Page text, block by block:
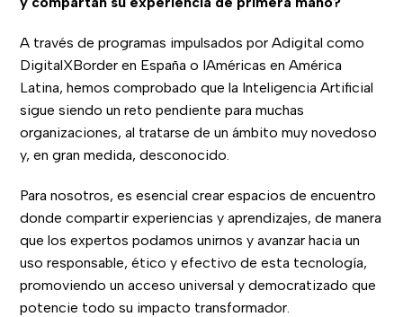
A través de programas impulsados por Adigital como
DigitalXBorder en España o IAméricas en América
Latina, hemos comprobado que la Inteligencia Artificial
sigue siendo un reto pendiente para muchas
organizaciones, al tratarse de un ámbito muy novedoso
y, en gran medida, desconocido.
Para nosotros, es esencial crear espacios de encuentro
donde compartir experiencias y aprendizajes, de manera
que los expertos podamos unirnos y avanzar hacia un
uso responsable, ético y efectivo de esta tecnología,
promoviendo un acceso universal y democratizado que
potencie todo su impacto transformador.